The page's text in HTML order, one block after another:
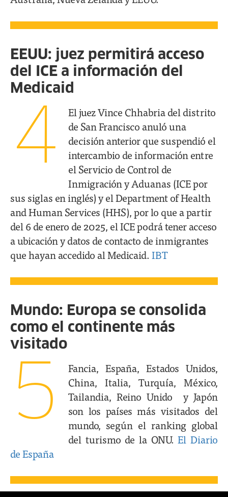
EEUU: juez permitirá acceso
del ICE a información del
Medicaid
4
El juez Vince Chhabria del distrito
de San Francisco anuló una
decisión anterior que suspendió el
intercambio de información entre
el Servicio de Control de
Inmigración y Aduanas (ICE por
sus siglas en inglés) y el Department of Health
and Human Services (HHS), por lo que a partir
del 6 de enero de 2025, el ICE podrá tener acceso
a ubicación y datos de contacto de inmigrantes
que hayan accedido al Medicaid. IBT
Mundo: Europa se consolida
como el continente más
visitado
5
Fancia, España, Estados Unidos,
China, Italia, Turquía, México,
Tailandia, Reino Unido y Japón
son los países más visitados del
mundo, según el ranking global
del turismo de la ONU.El Diario
de España